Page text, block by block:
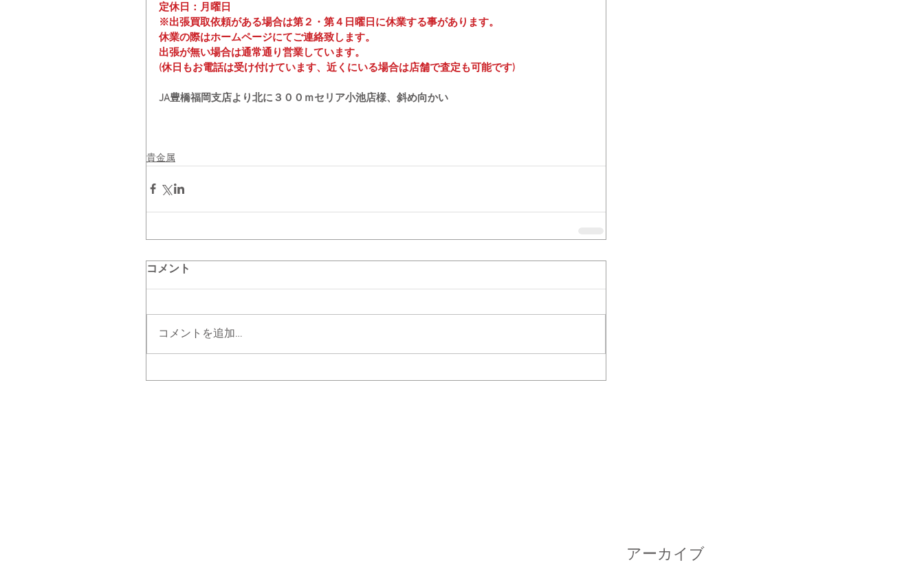
定休日：月曜日
※出張買取依頼がある場合は第２・第４日曜日に休業する事があります。
休業の際はホームページにてご連絡致します。
出張が無い場合は通常通り営業しています。
(休日もお電話は受け付けています、近くにいる場合は店舗で査定も可能です)
JA豊橋福岡支店より北に３００ｍセリア小池店様、斜め向かい
貴金属
コメント
コメントを追加…
アーカイブ